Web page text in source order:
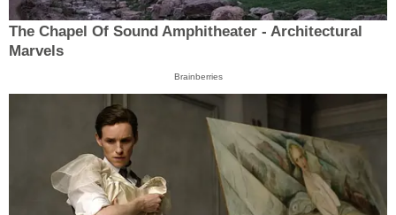
The Chapel Of Sound Amphitheater - Architectural
Marvels
Brainberries